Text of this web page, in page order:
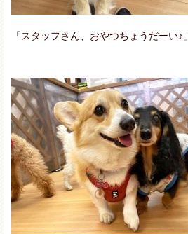
「スタッフさん、おやつちょうだーい♪」